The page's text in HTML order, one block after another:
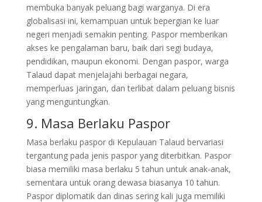
membuka banyak peluang bagi warganya. Di era
globalisasi ini, kemampuan untuk bepergian ke luar
negeri menjadi semakin penting. Paspor memberikan
akses ke pengalaman baru, baik dari segi budaya,
pendidikan, maupun ekonomi. Dengan paspor, warga
Talaud dapat menjelajahi berbagai negara,
memperluas jaringan, dan terlibat dalam peluang bisnis
yang menguntungkan.
9. Masa Berlaku Paspor
Masa berlaku paspor di Kepulauan Talaud bervariasi
tergantung pada jenis paspor yang diterbitkan. Paspor
biasa memiliki masa berlaku 5 tahun untuk anak-anak,
sementara untuk orang dewasa biasanya 10 tahun.
Paspor diplomatik dan dinas sering kali juga memiliki